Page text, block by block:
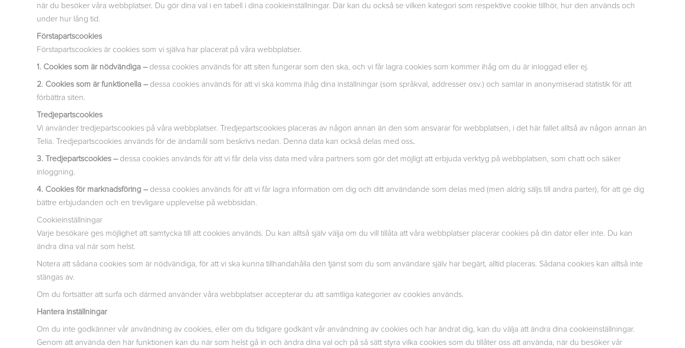
när du besöker våra webbplatser. Du gör dina val i en tabell i dina cookieinställningar. Där kan du också se vilken kategori som respektive cookie tillhör, hur den används och
under hur lång tid.
Förstapartscookies
Förstapartscookies är cookies som vi själva har placerat på våra webbplatser.
1. Cookies som är nödvändiga – dessa cookies används för att siten fungerar som den ska, och vi får lagra cookies som kommer ihåg om du är inloggad eller ej.
2. Cookies som är funktionella –dessa cookies används för att vi ska komma ihåg dina inställningar (som språkval, addresser osv.) och samlar in anonymiserad statistik för att
förbättra siten.
Tredjepartscookies
Vi använder tredjepartscookies på våra webbplatser. Tredjepartscookies placeras av någon annan än den som ansvarar för webbplatsen, i det här fallet alltså av någon annan än
Telia. Tredjepartscookies används för de ändamål som beskrivs nedan. Denna data kan också delas med oss.
3. Tredjepartscookies – dessa cookies används för att vi får dela viss data med våra partners som gör det möjligt att erbjuda verktyg på webbplatsen, som chatt och säker
inloggning.
4. Cookies för marknadsföring –dessa cookies används för att vi får lagra information om dig och ditt användande som delas med (men aldrig säljs till andra parter), för att ge dig
bättre erbjudanden och en trevligare upplevelse på webbsidan.
Cookieinställningar
Varje besökare ges möjlighet att samtycka till att cookies används. Du kan alltså själv välja om du vill tillåta att våra webbplatser placerar cookies på din dator eller inte. Du kan
ändra dina val när som helst.
Notera att sådana cookies som är nödvändiga, för att vi ska kunna tillhandahålla den tjänst som du som användare själv har begärt, alltid placeras. Sådana cookies kan alltså inte
stängas av.
Om du fortsätter att surfa och därmed använder våra webbplatser accepterar du att samtliga kategorier av cookies används.
Hantera inställningar
Om du inte godkänner vår användning av cookies, eller om du tidigare godkänt vår användning av cookies och har ändrat dig, kan du välja att ändra dina cookieinställningar.
Genom att använda den här funktionen kan du när som helst gå in och ändra dina val och på så sätt styra vilka cookies som du tillåter oss att använda, när du besöker vår